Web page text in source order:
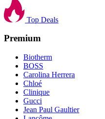
Top Deals
Premium
Biotherm
BOSS
Carolina Herrera
Chloé
Clinique
Gucci
Jean Paul Gaultier